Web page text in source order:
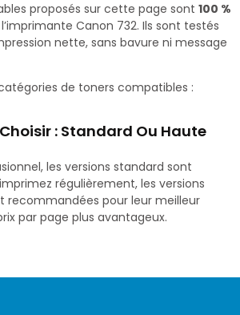
proposés sur cette page sont 100 %
Canon 732. Ils sont testés
nette, sans bavure ni message
de toners compatibles :
: Standard Ou Haute
les versions standard sont
régulièrement, les versions
recommandées pour leur meilleur
par page plus avantageux.